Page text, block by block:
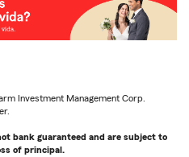
Investment Management Corp.
bank guaranteed and are subject to
of principal.